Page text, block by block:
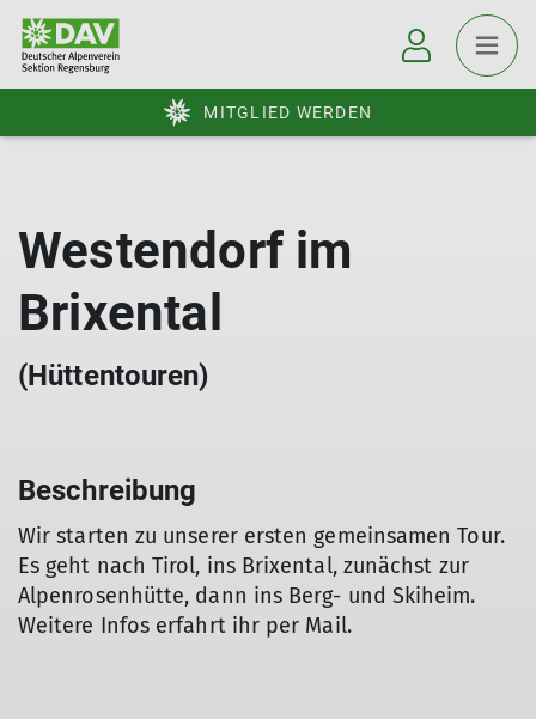
MITGLIED WERDEN
Westendorf im
Brixental
(Hüttentouren)
Beschreibung
Wir starten zu unserer ersten gemeinsamen Tour.
Es geht nach Tirol, ins Brixental, zunächst zur
Alpenrosenhütte, dann ins Berg- und Skiheim.
Weitere Infos erfahrt ihr per Mail.